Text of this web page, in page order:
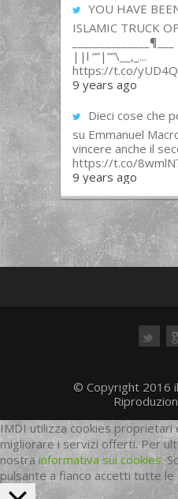
YOU HAVE
ISLAMIC TRUCK
||l “”|””\__,_...
https://t.co/
9 years ago
Dieci cose che
su Emmanuel
vincere anche il
https://t.co/
9 years ago
© Copyright 2016
IMDI utilizza cookies
migliorare i servizi offerti. Per
nostrainformativa sui cookies.
pulsante a fianco accetti tutte le